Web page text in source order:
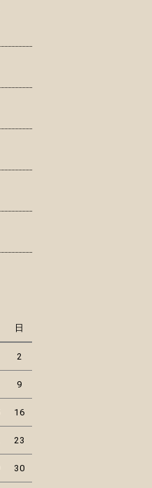
日
2
9
16
23
30